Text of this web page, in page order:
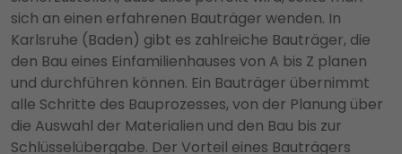
sich an einen erfahrenen Bauträger wenden. In
Karlsruhe (Baden) gibt es zahlreiche Bauträger, die
den Bau eines Einfamilienhauses von A bis Z planen
und durchführen können. Ein Bauträger übernimmt
alle Schritte des Bauprozesses, von der Planung über
die Auswahl der Materialien und den Bau bis zur
Schlüsselübergabe. Der Vorteil eines Bauträgers